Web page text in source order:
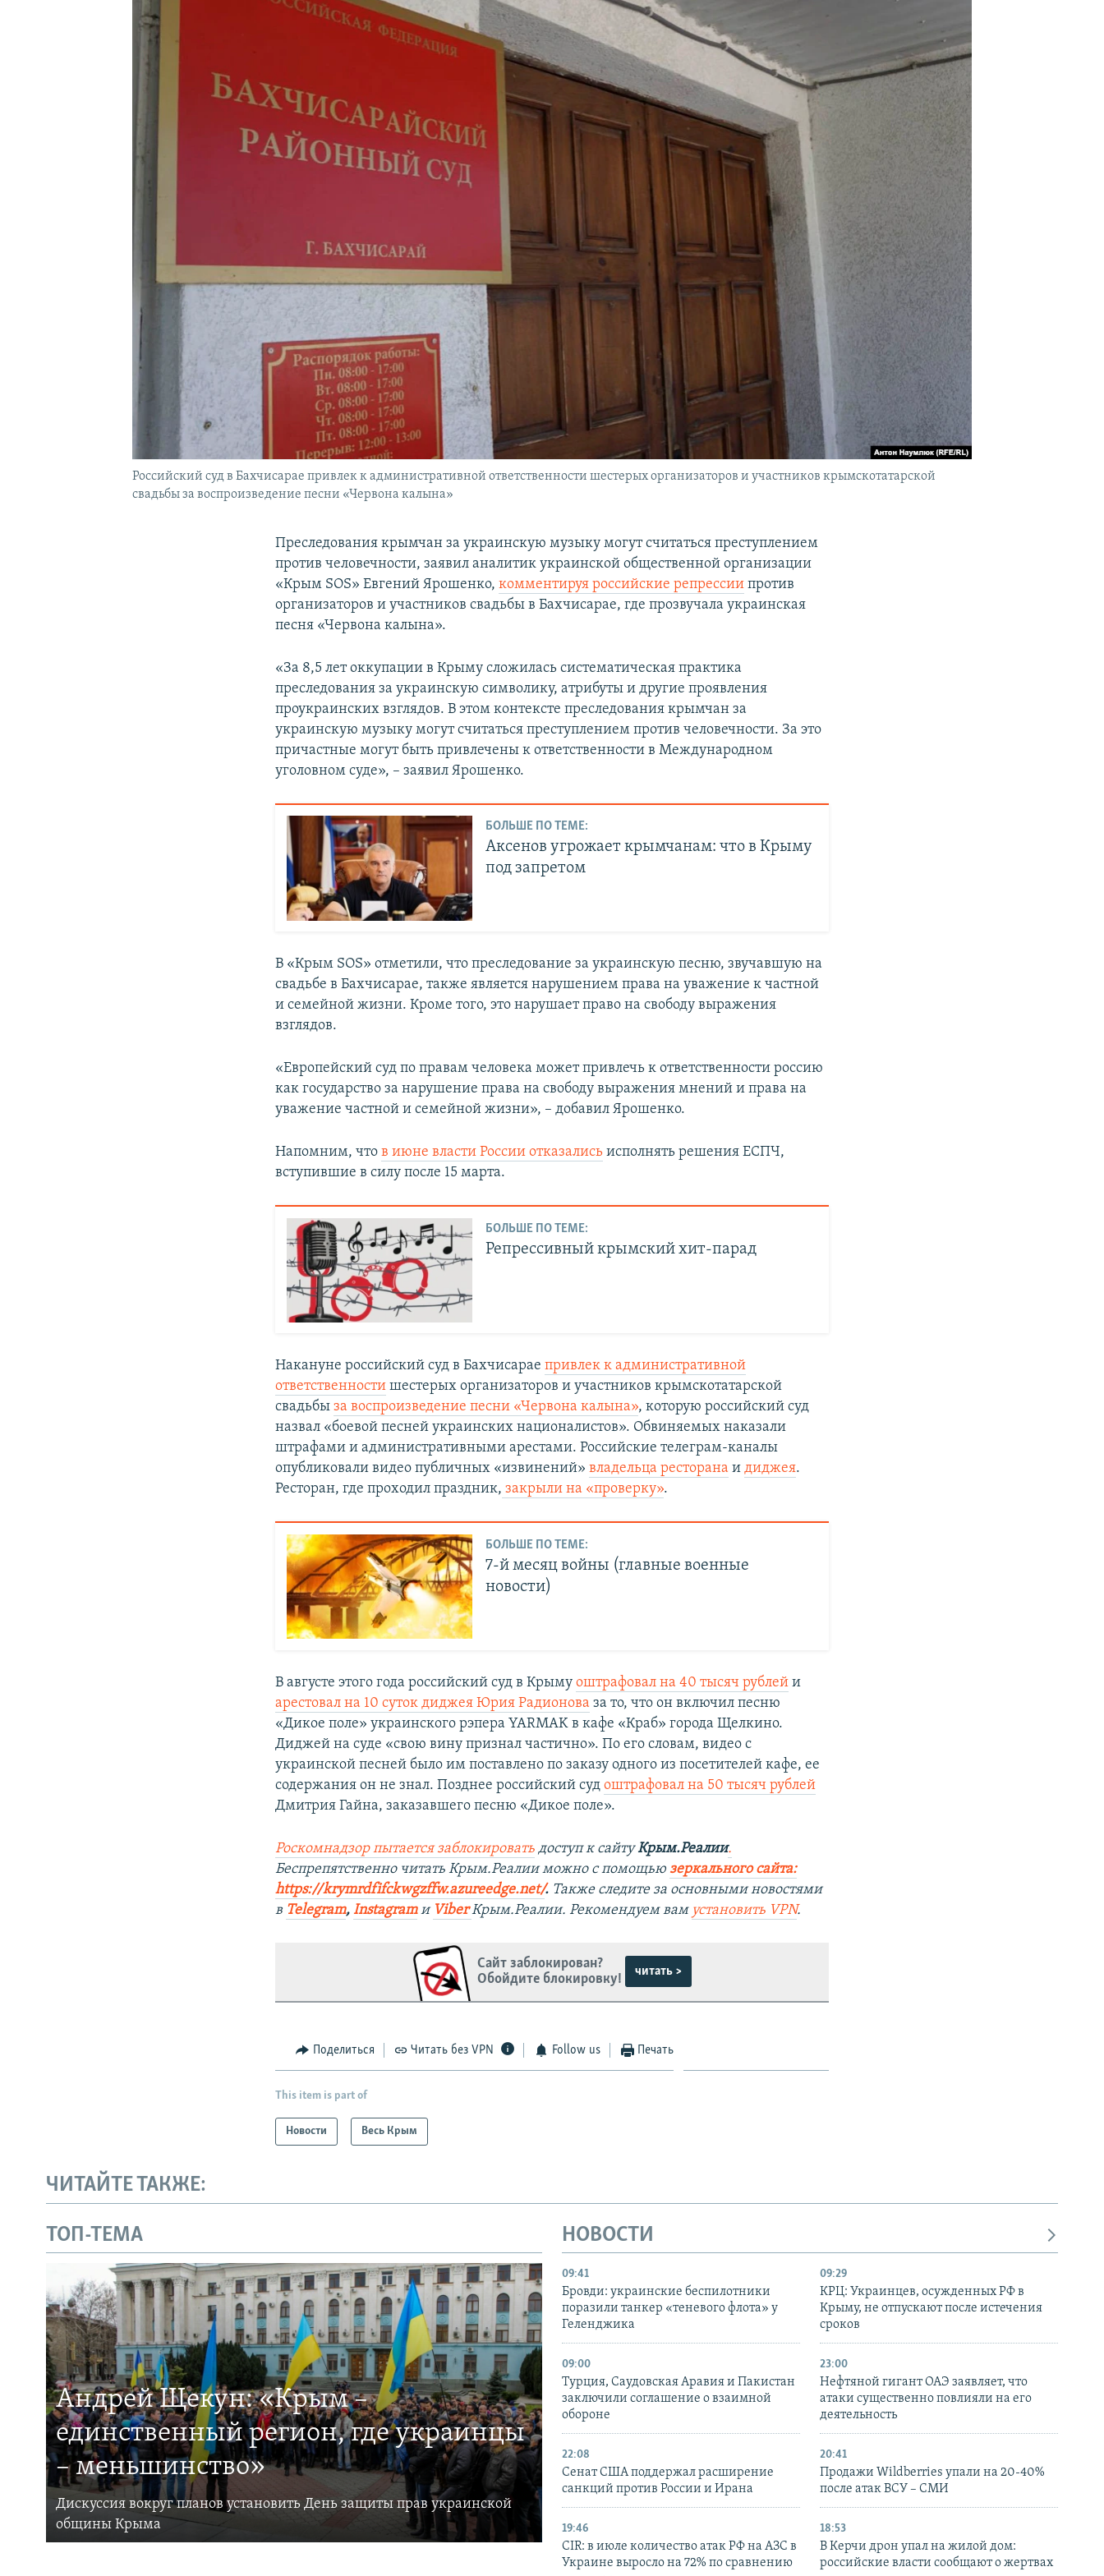
КРЫМ.НЕПОКОРЕННЫЙ
Российский суд в Бахчисарае привлек к административной ответственности шестерых организаторов и участников крымскотатарской
свадьбы за воспроизведение песни «Червона калына»
Преследования крымчан за украинскую музыку могут считаться преступлением
против человечности, заявил аналитик украинской общественной организации
«Крым SOS» Евгений Ярошенко,комментируя российские репрессии против
организаторов и участников свадьбы в Бахчисарае, где прозвучала украинская
песня «Червона калына».
«За 8,5 лет оккупации в Крыму сложилась систематическая практика
преследования за украинскую символику, атрибуты и другие проявления
проукраинских взглядов. В этом контексте преследования крымчан за
украинскую музыку могут считаться преступлением против человечности. За это
причастные могут быть привлечены к ответственности в Международном
уголовном суде», – заявил Ярошенко.
БОЛЬШЕ ПО ТЕМЕ:
Аксенов угрожает крымчанам: что в Крыму
под запретом
В «Крым SOS» отметили, что преследование за украинскую песню, звучавшую на
свадьбе в Бахчисарае, также является нарушением права на уважение к частной
и семейной жизни. Кроме того, это нарушает право на свободу выражения
взглядов.
«Европейский суд по правам человека может привлечь к ответственности россию
как государство за нарушение права на свободу выражения мнений и права на
уважение частной и семейной жизни», – добавил Ярошенко.
Напомним, чтов июне власти России отказались исполнять решения ЕСПЧ,
вступившие в силу после 15 марта.
БОЛЬШЕ ПО ТЕМЕ:
Репрессивный крымский хит-парад
Накануне российский суд в Бахчисараепривлек к административной
ответственности шестерых организаторов и участников крымскотатарской
свадьбыза воспроизведение песни «Червона калына», которую российский суд
назвал «боевой песней украинских националистов». Обвиняемых наказали
штрафами и административными арестами. Российские телеграм-каналы
опубликовали видео публичных «извинений»владельца ресторана идиджея.
Ресторан, где проходил праздник, закрыли на «проверку».
БОЛЬШЕ ПО ТЕМЕ:
7-й месяц войны (главные военные
новости)
В августе этого года российский суд в Крымуоштрафовал на 40 тысяч рублей и
арестовал на 10 суток диджея Юрия Радионова за то, что он включил песню
«Дикое поле» украинского рэпера YARMAK в кафе «Краб» города Щелкино.
Диджей на суде «свою вину признал частично». По его словам, видео с
украинской песней было им поставлено по заказу одного из посетителей кафе, ее
содержания он не знал. Позднее российский судоштрафовал на 50 тысяч рублей
Дмитрия Гайна, заказавшего песню «Дикое поле».
Роскомнадзор пытается заблокировать доступ к сайтуКрым.Реалии.
Беспрепятственно читать Крым.Реалии можно с помощьюзеркального сайта:
https://krymrdfifckwgzffw.azureedge.net/. ​ Также следите за основными новостями
в Telegram, Instagram и ViberКрым.Реалии. Рекомендуем вам установить VPN.
Сайт заблокирован?
Обойдите блокировку!
читать >
Поделиться Читать без VPN Follow us Печать
This item is part of
Новости Весь Крым
ЧИТАЙТЕ ТАКЖЕ:
ТОП-ТЕМА
Андрей Щекун: «Крым –
единственный регион, где украинцы
– меньшинство»
Дискуссия вокруг планов установить День защиты прав украинской
общины Крыма
НОВОСТИ
09:41
Бровди: украинские беспилотники
поразили танкер «теневого флота» у
Геленджика
09:29
КРЦ: Украинцев, осужденных РФ в
Крыму, не отпускают после истечения
сроков
09:00
Турция, Саудовская Аравия и Пакистан
заключили соглашение о взаимной
обороне
23:00
Нефтяной гигант ОАЭ заявляет, что
атаки существенно повлияли на его
деятельность
22:08
Сенат США поддержал расширение
санкций против России и Ирана
20:41
Продажи Wildberries упали на 20-40%
после атак ВСУ – СМИ
19:46
CIR: в июле количество атак РФ на АЗС в
Украине выросло на 72% по сравнению
18:53
В Керчи дрон упал на жилой дом:
российские власти сообщают о жертвах